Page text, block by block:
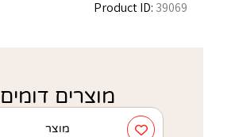
Product ID: 39069
מוצרים דומים
מוצר